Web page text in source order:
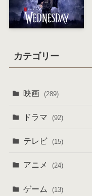
カテゴリー
映画 (289)
ドラマ (92)
テレビ (15)
アニメ (24)
ゲーム (13)